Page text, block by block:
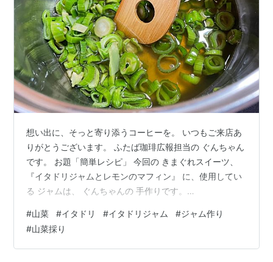
想い出に、そっと寄り添うコーヒーを。 いつもご来店あ
りがとうございます。 ふたば珈琲広報担当の ぐんちゃん
です。 お題「簡単レシピ」 今回の きまぐれスイーツ、
『イタドリジャムとレモンのマフィン』 に、使用してい
る ジャムは、 ぐんちゃんの 手作りです。
う と、思っていましたが、 少しだけ 作ってしまいまし
た！ 材料は、 イタドリ（皮を剥いた状態）500g 砂糖
（種類はお好みで）250g レモン汁 小さじ2 です。 皮を
#山菜 #イタドリ #イタドリジャム #ジャム作り
#山菜採り